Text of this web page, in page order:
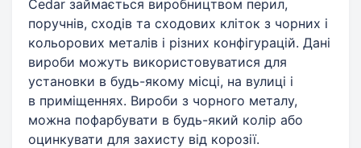
Cedar займається виробництвом перил,
поручнів, сходів та сходових кліток з чорних і
кольорових металів і різних конфігурацій. Дані
вироби можуть використовуватися для
установки в будь-якому місці, на вулиці і
в приміщеннях. Вироби з чорного металу,
можна пофарбувати в будь-який колір або
оцинкувати для захисту від корозії.